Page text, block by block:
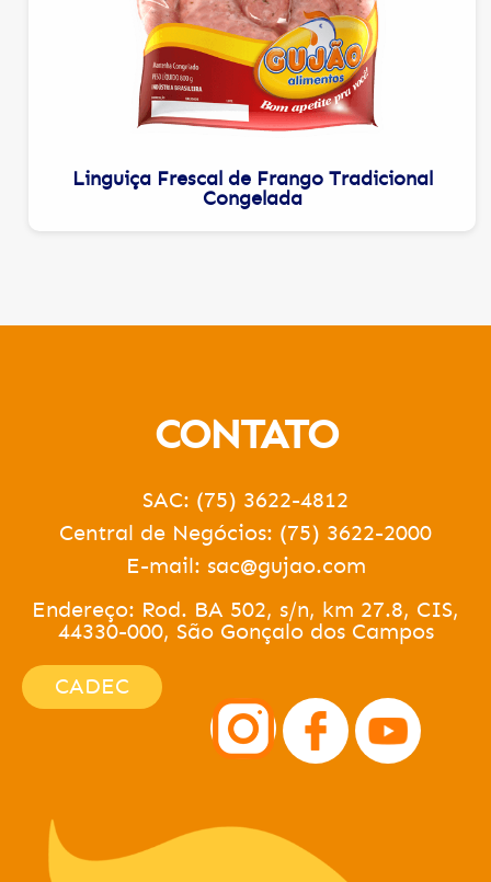
Linguiça Frescal de Frango Tradicional
Congelada
CONTATO
SAC: (75) 3622-4812
Central de Negócios: (75) 3622-2000
E-mail: sac@gujao.com
Endereço: Rod. BA 502, s/n, km 27.8, CIS,
44330-000, São Gonçalo dos Campos
CADEC